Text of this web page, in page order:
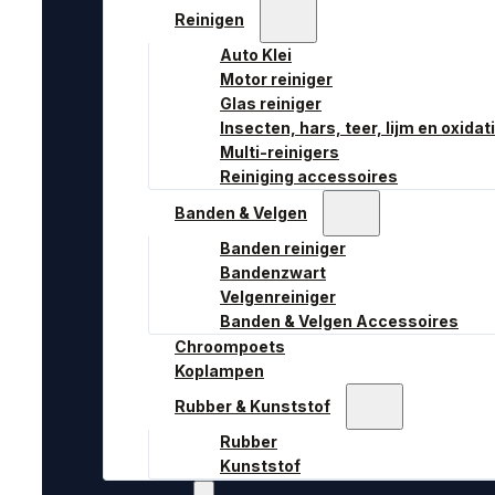
Reinigen
Auto Klei
Motor reiniger
Glas reiniger
Insecten, hars, teer, lijm en
Multi-reinigers
Reiniging accessoires
Banden & Velgen
Banden reiniger
Bandenzwart
Velgenreiniger
Banden & Velgen Accessoires
Chroompoets
Koplampen
Rubber & Kunststof
Rubber
Kunststof